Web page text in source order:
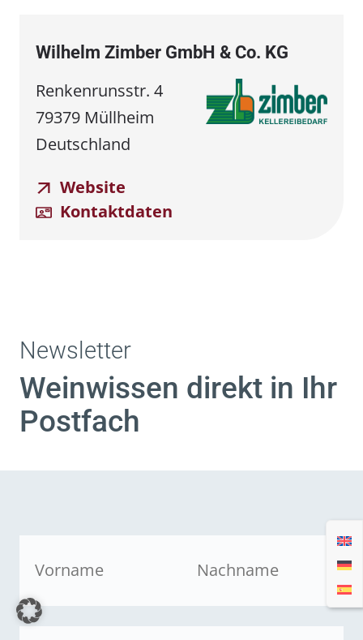
Wilhelm Zimber GmbH & Co. KG
Renkenrunsstr. 4
79379 Müllheim
Deutschland
Website
Kontaktdaten
Newsletter
Weinwissen direkt in Ihr
Postfach